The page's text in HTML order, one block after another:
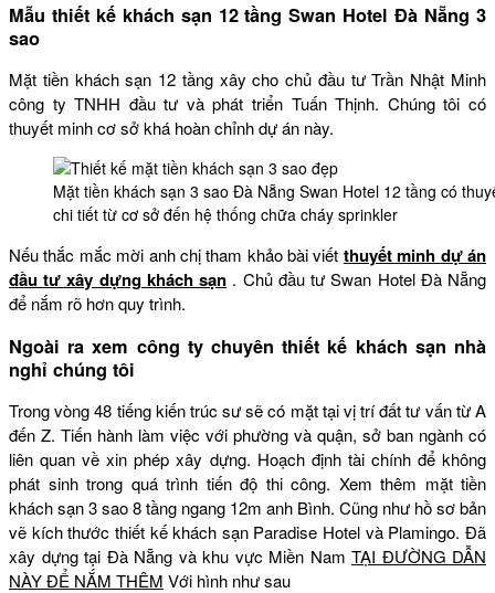
Mẫu thiết kế khách sạn 12 tầng Swan Hotel Đà Nẵng 3
sao
Mặt tiền khách sạn 12 tầng xây cho chủ đầu tư Trần Nhật Minh
công ty TNHH đầu tư và phát triển Tuấn Thịnh. Chúng tôi có
thuyết minh cơ sở khá hoàn chỉnh dự án này.
Mặt tiền khách sạn 3 sao Đà Nẵng Swan Hotel 12 tầng có
chi tiết từ cơ sở đến hệ thống chữa cháy sprinkler
Nếu thắc mắc mời anh chị tham khảo bài viết thuyết minh dự án
đầu tư xây dựng khách sạn . Chủ đầu tư Swan Hotel Đà Nẵng
để nắm rõ hơn quy trình.
Ngoài ra xem công ty chuyên thiết kế khách sạn nhà
nghỉ chúng tôi
Trong vòng 48 tiếng kiến trúc sư sẽ có mặt tại vị trí đất tư vấn từ A
đến Z. Tiến hành làm việc với phường và quận, sở ban ngành có
liên quan về xin phép xây dựng. Hoạch định tài chính để không
phát sinh trong quá trình tiến độ thi công. Xem thêm mặt tiền
khách sạn 3 sao 8 tầng ngang 12m anh Bình. Cũng như hồ sơ bản
vẽ kích thước thiết kế khách sạn Paradise Hotel và Plamingo. Đã
xây dựng tại Đà Nẵng và khu vực Miền Nam TẠI ĐƯỜNG DẪN
NÀY ĐỂ NẮM THÊM Với hình như sau